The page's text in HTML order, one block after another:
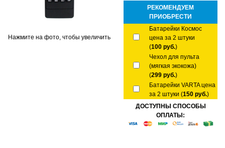
Нажмите на фото, чтобы увеличить
РЕКОМЕНДУЕМ
ПРИОБРЕСТИ
Батарейки Космос
цена за 2 штуки
(100 руб.)
Чехол для пульта
(мягкая экокожа)
(299 руб.)
Батарейки VARTA цена
за 2 штуки (150 руб.)
ДОСТУПНЫ СПОСОБЫ
ОПЛАТЫ: